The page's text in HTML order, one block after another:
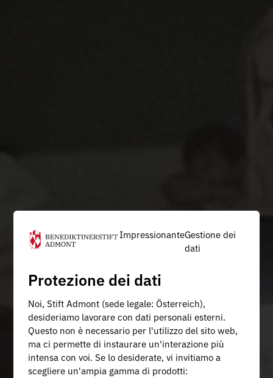
ImpressionanteGestione dei
dati
Protezione dei dati
Noi, Stift Admont (sede legale: Österreich),
desideriamo lavorare con dati personali esterni.
Questo non è necessario per l'utilizzo del sito web,
ma ci permette di instaurare un'interazione più
intensa con voi. Se lo desiderate, vi invitiamo a
scegliere un'ampia gamma di prodotti: